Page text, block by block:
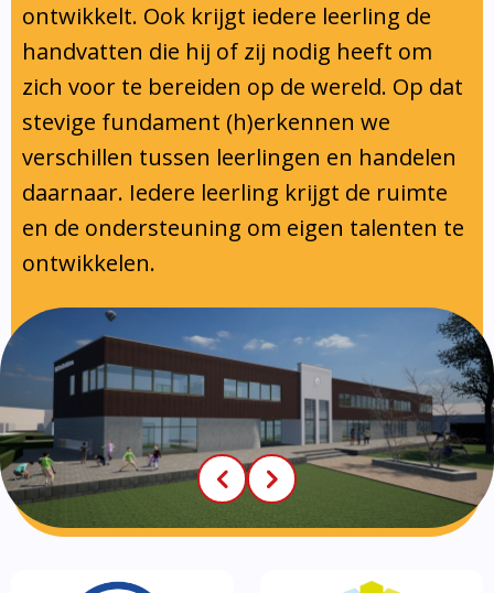
ontwikkelt. Ook krijgt iedere leerling de
handvatten die hij of zij nodig heeft om
zich voor te bereiden op de wereld. Op dat
stevige fundament (h)erkennen we
verschillen tussen leerlingen en handelen
daarnaar. Iedere leerling krijgt de ruimte
en de ondersteuning om eigen talenten te
ontwikkelen.